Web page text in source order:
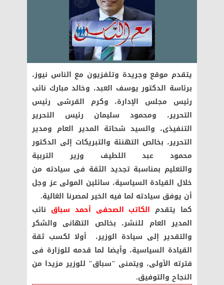
يتقدم موقع وجريدة وتلفزيون مع الناس نيوز،
برئاسة الدكتور يوسف العبد، وخالد مبارك نائب
رئيس مجلس الإدارة، وكرم القرشى رئيس
التحرير، ومحمود سليمان رئيس التحرير
التنفيذى، والسيد شحاتة المدير العام ومدير
التحرير، بخالص التهنئة والتبريكات إلى الدكتور
محمود عبد اللطيف وزير التربية
والتعليم بمناسبة تجديد الثقة فى سيادته من
خلال القيادة السياسية، سائلين المولى عز وجل
أن يوفق سيادته لما فيه الخير لمصرنا الغالية.
كما يتقدم الكاتب الصحفى أحمد سباق نائب
المدير العام للنشر، بخالص التهانى والشكر
والتقدير إلى سيادة الوزير، أولا لكسب ثقة
القيادة السياسية، وأيضا لما قدمه للوزارة فى
فترته الأولى، ويتمنى "سباق" للوزير مزيدا من
النجاح والتوفيق.